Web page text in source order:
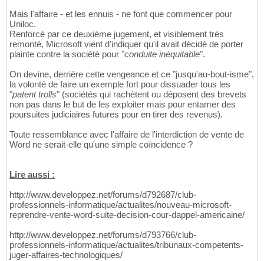
Mais l'affaire - et les ennuis - ne font que commencer pour
Uniloc.
Renforcé par ce deuxième jugement, et visiblement très
remonté, Microsoft vient d'indiquer qu'il avait décidé de porter
plainte contre la société pour "conduite inéquitable".
On devine, derrière cette vengeance et ce "jusqu'au-bout-isme",
la volonté de faire un exemple fort pour dissuader tous les
"patent trolls" (sociétés qui rachètent ou déposent des brevets
non pas dans le but de les exploiter mais pour entamer des
poursuites judiciaires futures pour en tirer des revenus).
Toute ressemblance avec l'affaire de l'interdiction de vente de
Word ne serait-elle qu'une simple coïncidence ?
Lire aussi :
http://www.developpez.net/forums/d792687/club-
professionnels-informatique/actualites/nouveau-microsoft-
reprendre-vente-word-suite-decision-cour-dappel-americaine/
http://www.developpez.net/forums/d793766/club-
professionnels-informatique/actualites/tribunaux-competents-
juger-affaires-technologiques/